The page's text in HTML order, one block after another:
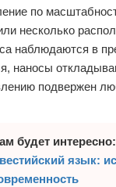
по
несколько
наблюдаются в
наносы
подвержен
будет интересно:
язык: